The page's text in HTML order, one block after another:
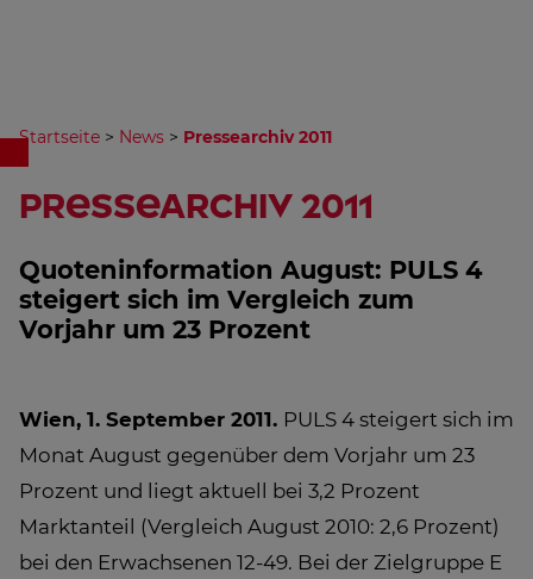
Startseite > News > Pressearchiv 2011
Pressearchiv 2011
Quoteninformation August: PULS 4
steigert sich im Vergleich zum
Vorjahr um 23 Prozent
Wien, 1. September 2011. PULS 4 steigert sich im
Monat August gegenüber dem Vorjahr um 23
Prozent und liegt aktuell bei 3,2 Prozent
Marktanteil (Vergleich August 2010: 2,6 Prozent)
bei den Erwachsenen 12-49. Bei der Zielgruppe E